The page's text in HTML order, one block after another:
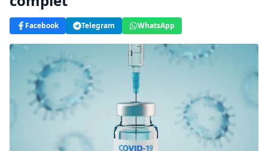
Facebook Telegram WhatsApp